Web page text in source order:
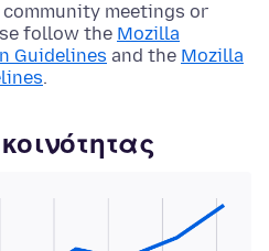
meetings or
follow the Mozilla
Guidelines and the Mozilla
.